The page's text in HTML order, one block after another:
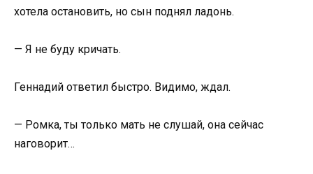
хотела остановить, но сын поднял ладонь.
— Я не буду кричать.
Геннадий ответил быстро. Видимо, ждал.
— Ромка, ты только мать не слушай, она сейчас
наговорит…